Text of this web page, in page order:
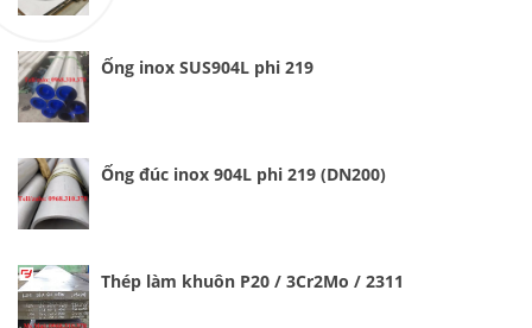
Ống inox SUS904L phi 219
Ống đúc inox 904L phi 219 (DN200)
Thép làm khuôn P20 / 3Cr2Mo / 2311